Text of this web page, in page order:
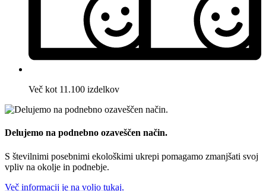
Več kot 11.100 izdelkov
Delujemo na podnebno ozaveščen način.
S številnimi posebnimi ekološkimi ukrepi pomagamo zmanjšati svoj
vpliv na okolje in podnebje.
Več informacij je na voljo tukaj.